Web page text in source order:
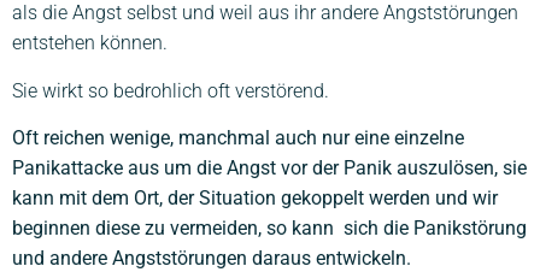
als die Angst selbst und weil aus ihr andere Angststörungen
entstehen können.
Sie wirkt so bedrohlich oft verstörend.
Oft reichen wenige, manchmal auch nur eine einzelne
Panikattacke aus um die Angst vor der Panik auszulösen, sie
kann mit dem Ort, der Situation gekoppelt werden und wir
beginnen diese zu vermeiden, so kann sich die Panikstörung
und andere Angststörungen daraus entwickeln.